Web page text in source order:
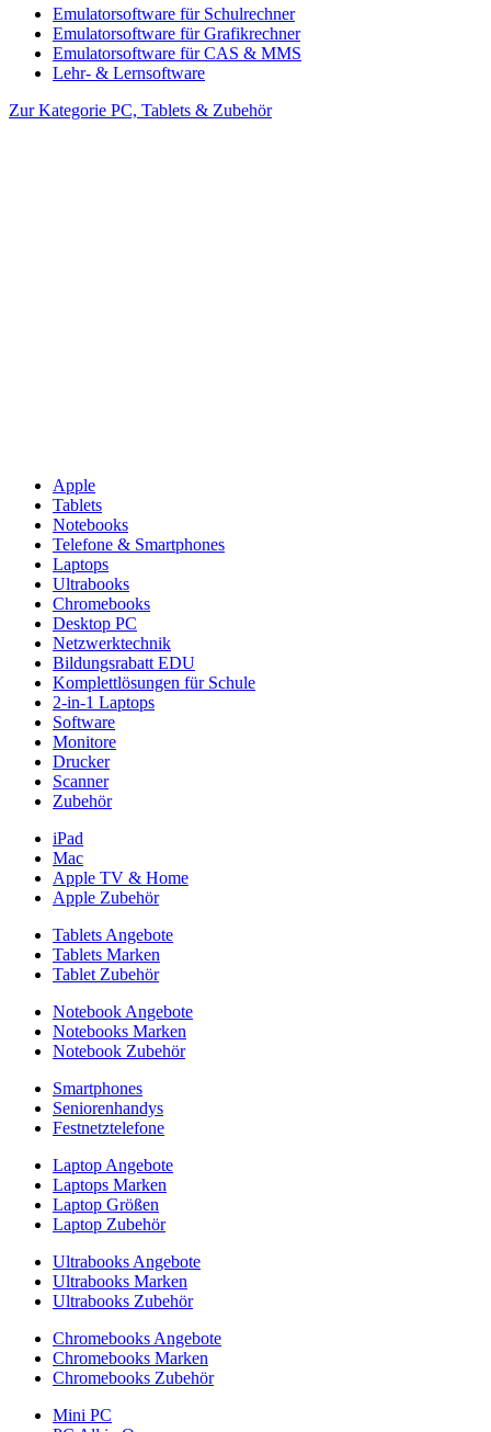
Emulatorsoftware für Schulrechner
Emulatorsoftware für Grafikrechner
Emulatorsoftware für CAS & MMS
Lehr- & Lernsoftware
Zur Kategorie PC, Tablets & Zubehör
Apple
Tablets
Notebooks
Telefone & Smartphones
Laptops
Ultrabooks
Chromebooks
Desktop PC
Netzwerktechnik
Bildungsrabatt EDU
Komplettlösungen für Schule
2-in-1 Laptops
Software
Monitore
Drucker
Scanner
Zubehör
iPad
Mac
Apple TV & Home
Apple Zubehör
Tablets Angebote
Tablets Marken
Tablet Zubehör
Notebook Angebote
Notebooks Marken
Notebook Zubehör
Smartphones
Seniorenhandys
Festnetztelefone
Laptop Angebote
Laptops Marken
Laptop Größen
Laptop Zubehör
Ultrabooks Angebote
Ultrabooks Marken
Ultrabooks Zubehör
Chromebooks Angebote
Chromebooks Marken
Chromebooks Zubehör
Mini PC